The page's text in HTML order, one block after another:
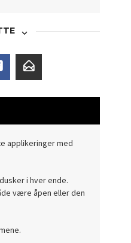
applikeringer med
i hver ende.
være åpen eller den